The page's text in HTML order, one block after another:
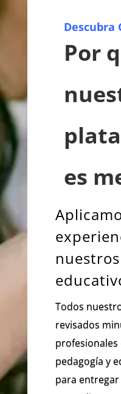
Descubra
Por
es
Todos
revisados
profesionales
pedagogía y
para